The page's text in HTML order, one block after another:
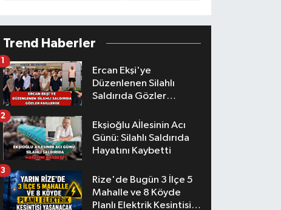
Trend Haberler
Ercan Ekşi'ye
Düzenlenen Silahlı
Saldırıda Gözler
1
Ekşioğlu Aİlesinin Acı
Günü: Silahlı Saldırıda
Hayatını Kaybetti
2
Rize'de Bugün 3 İlçe 5
Mahalle ve 8 Köyde
Planlı Elektrik Kesintisi
3